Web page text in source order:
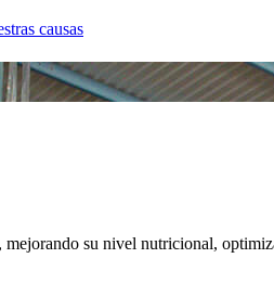
causas
su nivel nutricional,